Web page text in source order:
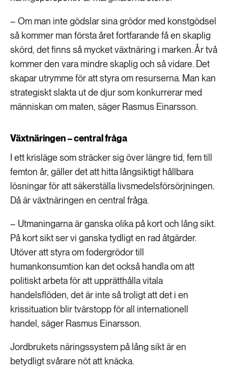
– Om man inte gödslar sina grödor med konstgödsel
så kommer man första året fortfarande få en skaplig
skörd, det finns så mycket växtnäring i marken. År två
kommer den vara mindre skaplig och så vidare. Det
skapar utrymme för att styra om resurserna. Man kan
strategiskt slakta ut de djur som konkurrerar med
människan om maten, säger Rasmus Einarsson.
Växtnäringen – central fråga
I ett krisläge som sträcker sig över längre tid, fem till
femton år, gäller det att hitta långsiktigt hållbara
lösningar för att säkerställa livsmedelsförsörjningen.
Då är växtnäringen en central fråga.
– Utmaningarna är ganska olika på kort och lång sikt.
På kort sikt ser vi ganska tydligt en rad åtgärder.
Utöver att styra om fodergrödor till
humankonsumtion kan det också handla om att
politiskt arbeta för att upprätthålla vitala
handelsflöden, det är inte så troligt att det i en
krissituation blir tvärstopp för all internationell
handel, säger Rasmus Einarsson.
Jordbrukets näringssystem på lång sikt är en
betydligt svårare nöt att knäcka.